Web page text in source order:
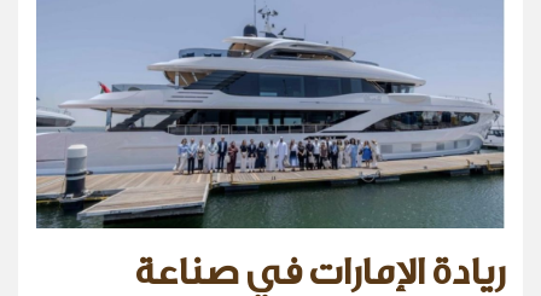
ريادة الإمارات في صناعة